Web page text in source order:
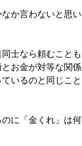
か言わないと思い
士なら頼むことも
お金が対等な関係
いるのと同じこと
に「金くれ」は何